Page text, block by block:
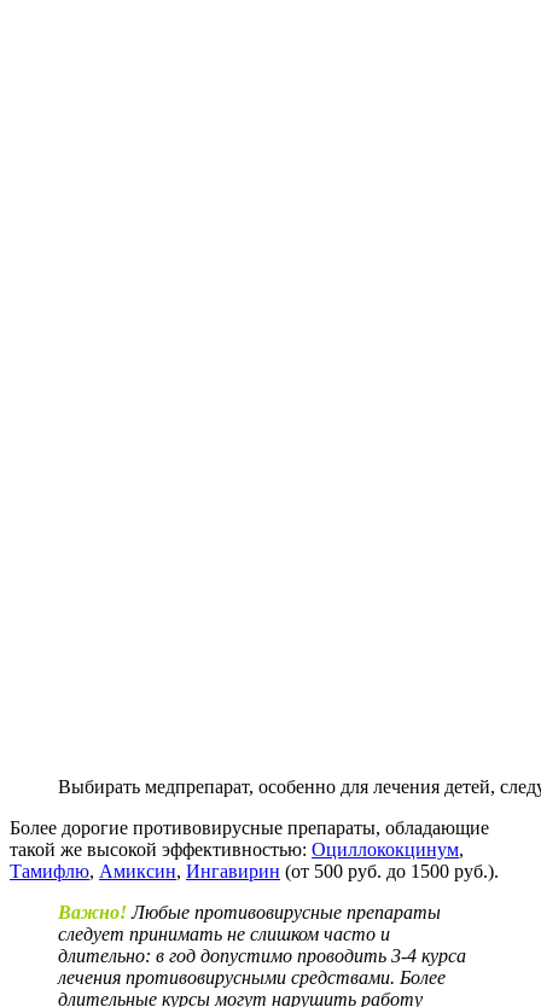
Выбирать медпрепарат, особенно для лечения детей,
Более дорогие противовирусные препараты, обладающие
такой же высокой эффективностью: Оциллококцинум,
Тамифлю, Амиксин, Ингавирин (от 500 руб. до 1500 руб.).
Важно!Любые противовирусные препараты
следует принимать не слишком часто и
длительно: в год допустимо проводить 3-4 курса
лечения противовирусными средствами. Более
длительные курсы могут нарушить работу